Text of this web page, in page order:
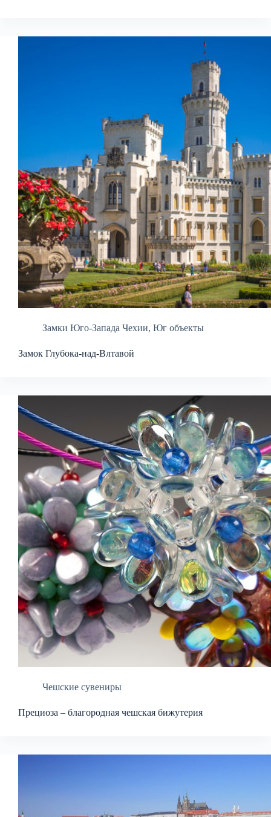
Замки Юго-Запада Чехии, Юг объекты
Замок Глубока-над-Влтавой
Чешские сувениры
Прециоза – благородная чешская бижутерия